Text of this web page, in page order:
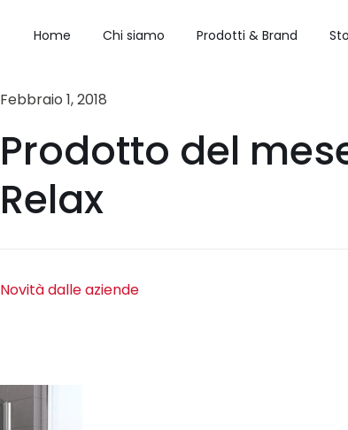
Home Chi siamo Prodotti & Brand
Febbraio 1, 2018
Prodotto del
Relax
Novità dalle aziende